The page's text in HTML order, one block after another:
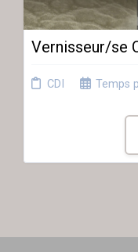
Vernisseur/se
CDI Temps